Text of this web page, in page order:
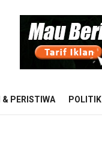
& PERISTIWA POLITIK